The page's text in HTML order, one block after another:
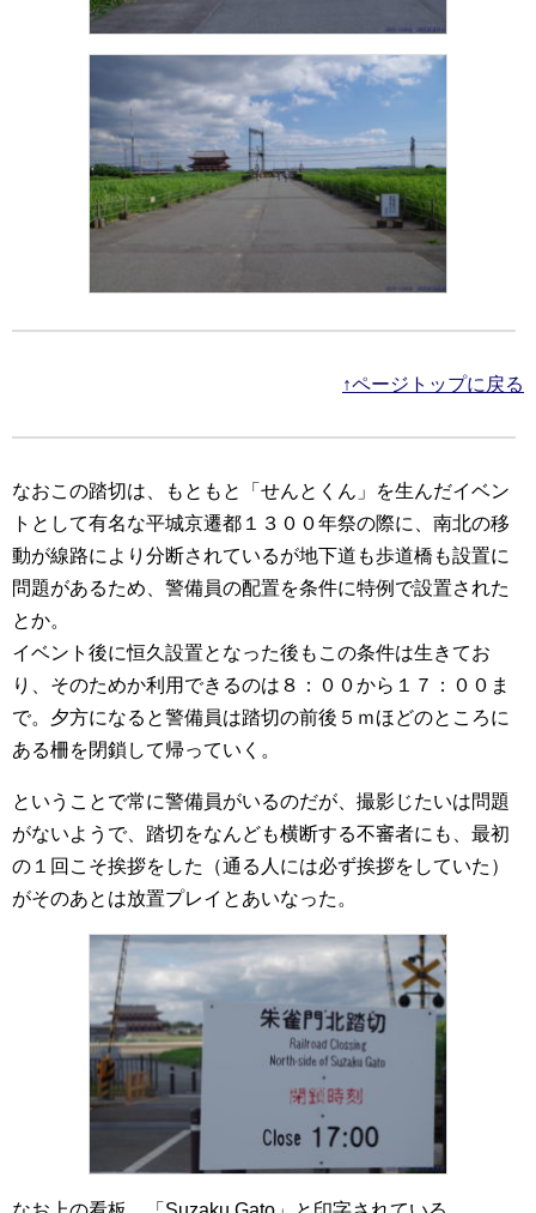
↑ページトップに戻る
なおこの踏切は、もともと「せんとくん」を生んだイベン
トとして有名な平城京遷都１３００年祭の際に、南北の移
動が線路により分断されているが地下道も歩道橋も設置に
問題があるため、警備員の配置を条件に特例で設置された
とか。
イベント後に恒久設置となった後もこの条件は生きてお
り、そのためか利用できるのは８：００から１７：００ま
で。夕方になると警備員は踏切の前後５ｍほどのところに
ある柵を閉鎖して帰っていく。
ということで常に警備員がいるのだが、撮影じたいは問題
がないようで、踏切をなんども横断する不審者にも、最初
の１回こそ挨拶をした（通る人には必ず挨拶をしていた）
がそのあとは放置プレイとあいなった。